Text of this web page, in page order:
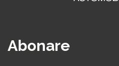
Abonare